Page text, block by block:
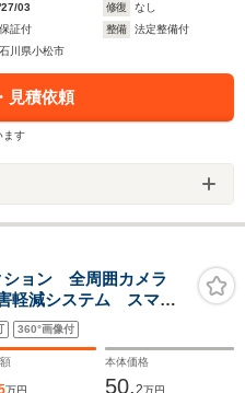
'27/03 修復
なし
保証付 整備
法定整備付
石川県小松市
見積依頼
ます
ション 全周囲カメラ
軽減システム スマー
動格納ミラー ベン
テム ABS ESC CD
360°画像付
万円
本体価格
50.2万円